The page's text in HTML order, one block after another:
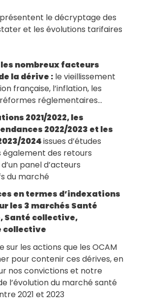
le décryptage des
et les évolutions tarifaires
nombreux facteurs
la dérive : le vieillissement
française, l’inflation, les
réglementaires…
2021/2022, les
2022/2023 et les
2024issues d’études
également des retours
panel d’acteurs
du marché
en termes d’indexations
les 3 marchés Santé
Santé collective,
collective
sur les actions que les OCAM
pour contenir ces dérives, en
nos convictions et notre
l’évolution du marché santé
2021 et 2023